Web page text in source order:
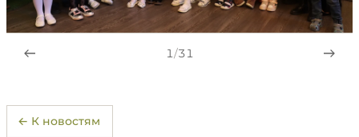
1/31
← К новостям